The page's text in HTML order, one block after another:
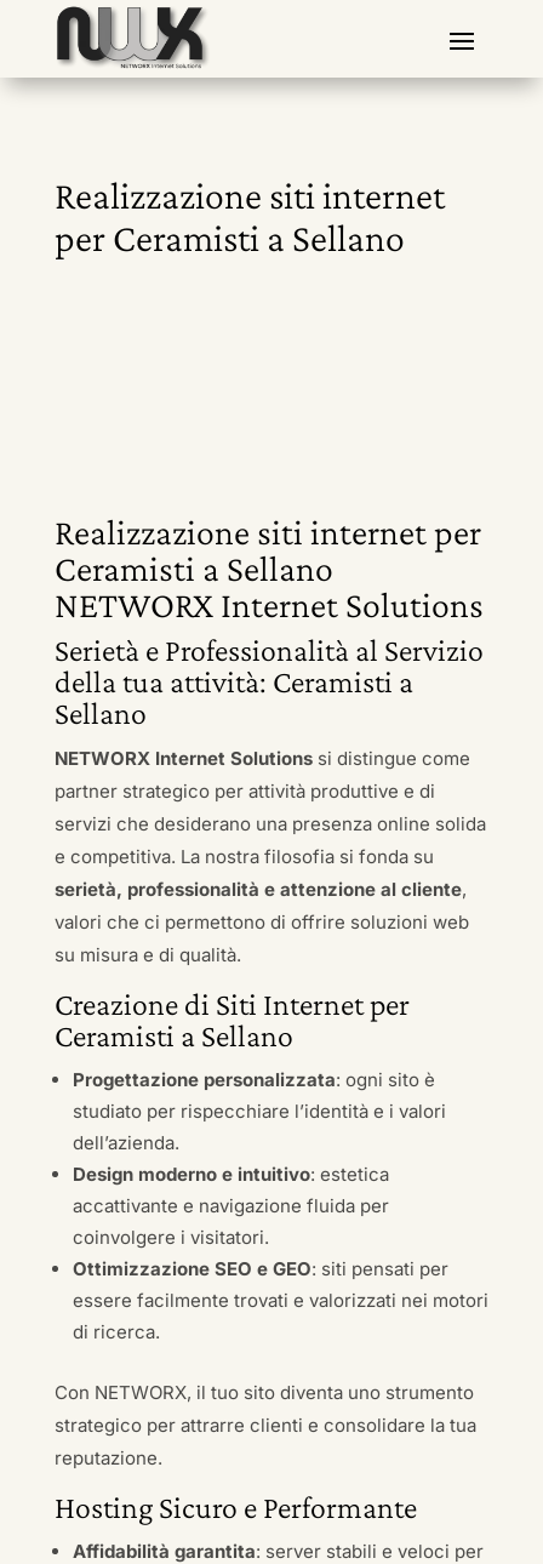
Realizzazione siti internet
per Ceramisti a Sellano
Realizzazione siti internet per
Ceramisti a Sellano
NETWORX Internet Solutions
Serietà e Professionalità al Servizio
della tua attività: Ceramisti a
Sellano
NETWORX Internet Solutionssi distingue come
partner strategico per attività produttive e di
servizi che desiderano una presenza online solida
e competitiva. La nostra filosofia si fonda su
serietà, professionalità e attenzione al cliente,
valori che ci permettono di offrire soluzioni web
su misura e di qualità.
Creazione di Siti Internet per
Ceramisti a Sellano
Progettazione personalizzata: ogni sito è
studiato per rispecchiare l’identità e i valori
dell’azienda.
Design moderno e intuitivo: estetica
accattivante e navigazione fluida per
coinvolgere i visitatori.
Ottimizzazione SEO e GEO: siti pensati per
essere facilmente trovati e valorizzati nei motori
di ricerca.
Con NETWORX, il tuo sito diventa uno strumento
strategico per attrarre clienti e consolidare la tua
reputazione.
Hosting Sicuro e Performante
Affidabilità garantita: server stabili e veloci per